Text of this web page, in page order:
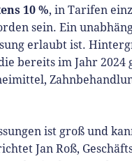
10 %, in Tarifen
sein. Ein
erlaubt ist.
bereits im Jahr 2024
ist groß und
Jan Roß,